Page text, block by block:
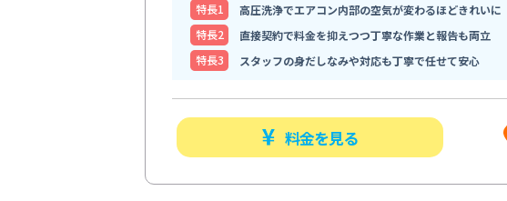
特⻑1
高圧洗浄でエアコン内部の空気が変わるほどきれいに
特⻑2
直接契約で料金を抑えつつ丁寧な作業と報告も両立
特⻑3
スタッフの身だしなみや対応も丁寧で任せて安心
料金を見る